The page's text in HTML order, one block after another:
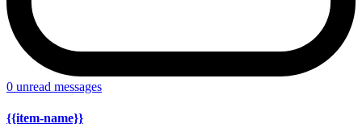
0 unread messages
{{item-name}}